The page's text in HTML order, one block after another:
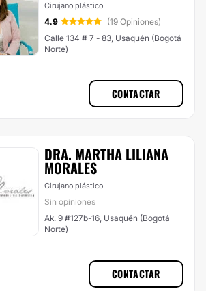
Cirujano plástico
4.9
(19 Opiniones)
Calle 134 # 7 - 83, Usaquén (Bogotá
Norte)
CONTACTAR
DRA. MARTHA LILIANA
MORALES
Cirujano plástico
Sin opiniones
Ak. 9 #127b-16, Usaquén (Bogotá
Norte)
CONTACTAR